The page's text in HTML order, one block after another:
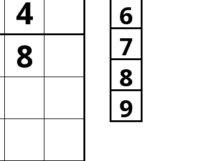
4
8
6
7
8
9